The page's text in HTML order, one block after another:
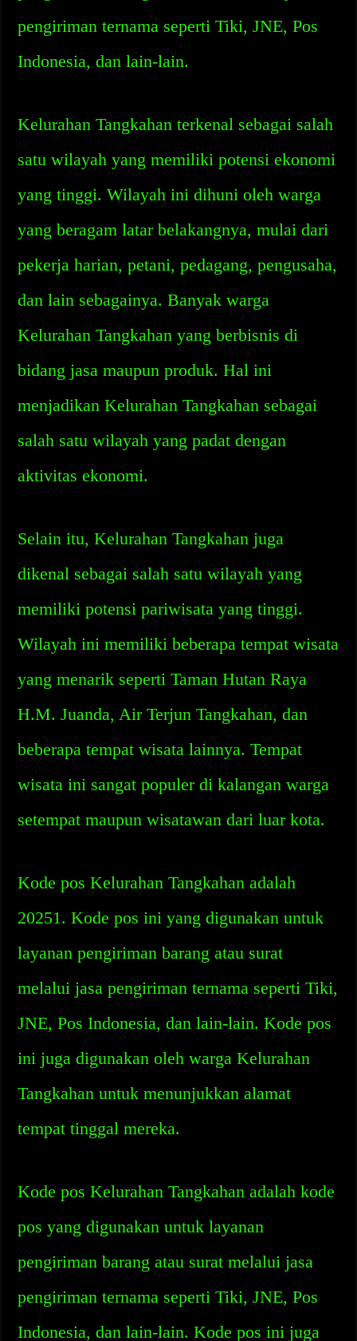
pengiriman ternama seperti Tiki, JNE, Pos
Indonesia, dan lain-lain.
Kelurahan Tangkahan terkenal sebagai salah
satu wilayah yang memiliki potensi ekonomi
yang tinggi. Wilayah ini dihuni oleh warga
yang beragam latar belakangnya, mulai dari
pekerja harian, petani, pedagang, pengusaha,
dan lain sebagainya. Banyak warga
Kelurahan Tangkahan yang berbisnis di
bidang jasa maupun produk. Hal ini
menjadikan Kelurahan Tangkahan sebagai
salah satu wilayah yang padat dengan
aktivitas ekonomi.
Selain itu, Kelurahan Tangkahan juga
dikenal sebagai salah satu wilayah yang
memiliki potensi pariwisata yang tinggi.
Wilayah ini memiliki beberapa tempat wisata
yang menarik seperti Taman Hutan Raya
H.M. Juanda, Air Terjun Tangkahan, dan
beberapa tempat wisata lainnya. Tempat
wisata ini sangat populer di kalangan warga
setempat maupun wisatawan dari luar kota.
Kode pos Kelurahan Tangkahan adalah
20251. Kode pos ini yang digunakan untuk
layanan pengiriman barang atau surat
melalui jasa pengiriman ternama seperti Tiki,
JNE, Pos Indonesia, dan lain-lain. Kode pos
ini juga digunakan oleh warga Kelurahan
Tangkahan untuk menunjukkan alamat
tempat tinggal mereka.
Kode pos Kelurahan Tangkahan adalah kode
pos yang digunakan untuk layanan
pengiriman barang atau surat melalui jasa
pengiriman ternama seperti Tiki, JNE, Pos
Indonesia, dan lain-lain. Kode pos ini juga